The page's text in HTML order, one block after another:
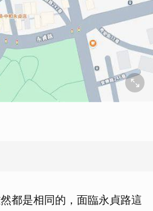
都是相同的，面臨永貞路這